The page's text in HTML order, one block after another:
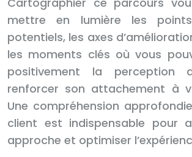
mettre en lumière les
potentiels, les axes
les moments clés où vous
positivement la perception
renforcer son attachement à
Une compréhension
client est indispensable pour
approche et optimiser